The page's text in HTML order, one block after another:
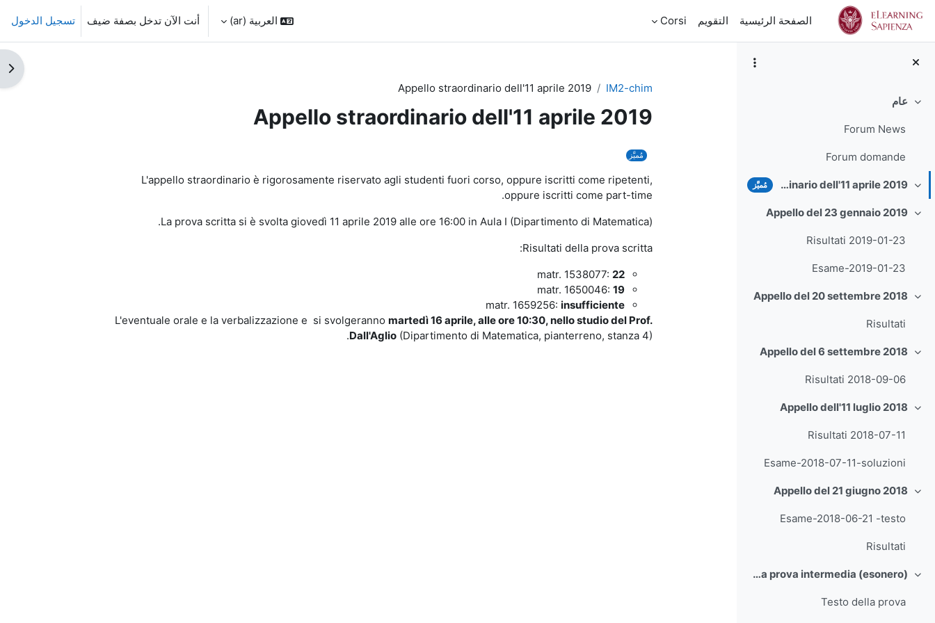
تخطى إلى المحتوى الرئيسي
الصفحة الرئيسية
التقويم Corsi العربية ‎(ar)‎ أنت الآن تدخل بصفة ضيف تسجيل الدخول
طيعام
Forum News
Forum domande
طي Appello straordinario dell'11 aprile 2019 مُميَّز
طيAppello del 23 gennaio 2019
Risultati 2019-01-23
Esame-2019-01-23
طيAppello del 20 settembre 2018
Risultati
طيAppello del 6 settembre 2018
Risultati 2018-09-06
طيAppello dell'11 luglio 2018
Risultati 2018-07-11
Esame-2018-07-11-soluzioni
طيAppello del 21 giugno 2018
Esame-2018-06-21 -testo
Risultati
طي Seconda prova intermedia (esonero)
Testo della prova
IM2-chim
Appello straordinario dell'11 aprile 2019
Appello straordinario dell'11 aprile 2019
الخطوط العريضة للقسم
مُميَّز
L'appello straordinario è rigorosamente riservato agli studenti fuori corso, oppure iscritti come ripetenti,
oppure iscritti come part-time.
La prova scritta si è svolta giovedì 11 aprile 2019 alle ore 16:00 in Aula I (Dipartimento di Matematica).
Risultati della prova scritta:
matr. 1538077: 22
matr. 1650046: 19
matr. 1659256: insufficiente
L'eventuale orale e la verbalizzazione e si svolgeranno martedì 16 aprile, alle ore 10:30, nello studio del Prof.
Dall'Aglio(Dipartimento di Matematica, pianterreno, stanza 4).